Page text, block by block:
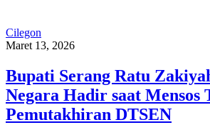
Cilegon
Maret 13, 2026
Bupati Serang Ratu
Negara Hadir saat Mensos
Pemutakhiran DTSEN